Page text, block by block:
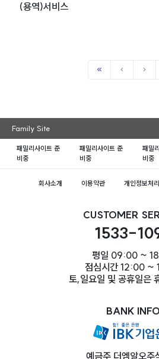
(용역)서비스
Family Site
패밀리사이트 준
비중
패밀리사이트 준
비중
패밀
비중
회사소개 이용약관 개인정보처
CUSTOMER
1533-
평일 09:00 ~
점심시간 12:00 ~
토,일요일 및 공휴일은
BANK INFO
예금주 더엠알오주